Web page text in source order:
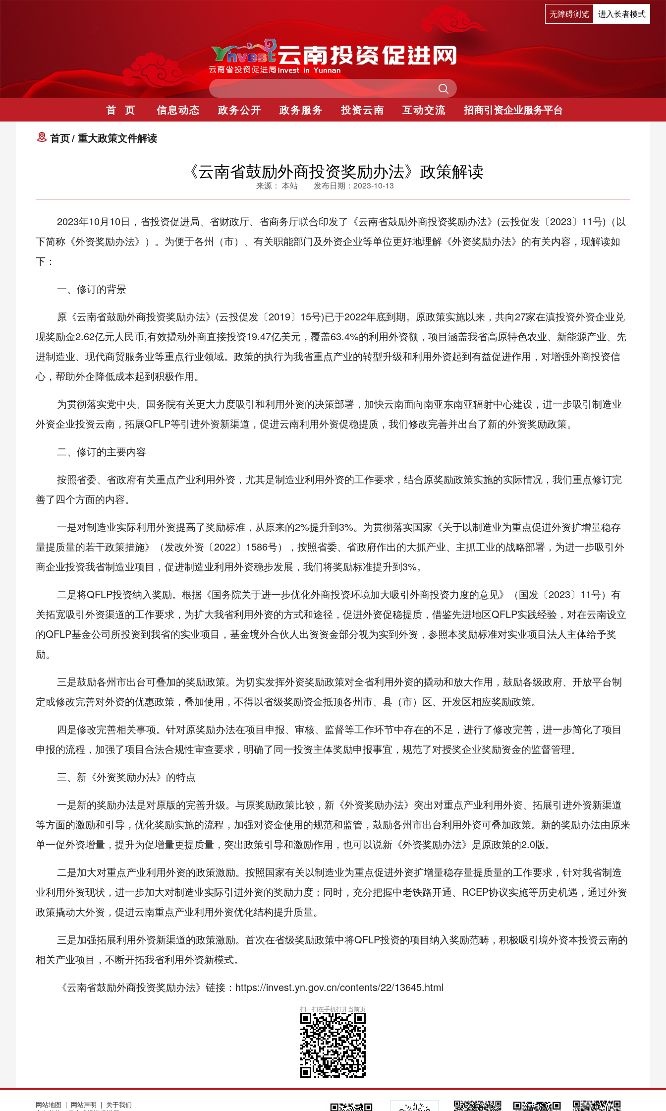
无障碍浏览 进入长者模式
首 页 信息动态 政务公开 政务服务 投资云南 互动交流
招商引资企业服务平台
首页 重大政策文件解读
《云南省鼓励外商投资奖励办法》政策解读
来源： 本站 发布日期： 2023-10-13
2023年10月10日，省投资促进局、省财政厅、省商务厅联合印发了《云南省鼓励外商投资奖励办法》(云投促发〔2023〕11号)（以
下简称《外资奖励办法》）。为便于各州（市）、有关职能部门及外资企业等单位更好地理解《外资奖励办法》的有关内容，现解读如
下：
一、修订的背景
原《云南省鼓励外商投资奖励办法》(云投促发〔2019〕15号)已于2022年底到期。原政策实施以来，共向27家在滇投资外资企业兑
现奖励金2.62亿元人民币,有效撬动外商直接投资19.47亿美元，覆盖63.4%的利用外资额，项目涵盖我省高原特色农业、新能源产业、先
进制造业、现代商贸服务业等重点行业领域。政策的执行为我省重点产业的转型升级和利用外资起到有益促进作用，对增强外商投资信
心，帮助外企降低成本起到积极作用。
为贯彻落实党中央、国务院有关更大力度吸引和利用外资的决策部署，加快云南面向南亚东南亚辐射中心建设，进一步吸引制造业
外资企业投资云南，拓展QFLP等引进外资新渠道，促进云南利用外资促稳提质，我们修改完善并出台了新的外资奖励政策。
二、修订的主要内容
按照省委、省政府有关重点产业利用外资，尤其是制造业利用外资的工作要求，结合原奖励政策实施的实际情况，我们重点修订完
善了四个方面的内容。
一是对制造业实际利用外资提高了奖励标准，从原来的2%提升到3%。为贯彻落实国家《关于以制造业为重点促进外资扩增量稳存
量提质量的若干政策措施》（发改外资〔2022〕1586号），按照省委、省政府作出的大抓产业、主抓工业的战略部署，为进一步吸引外
商企业投资我省制造业项目，促进制造业利用外资稳步发展，我们将奖励标准提升到3%。
二是将QFLP投资纳入奖励。根据《国务院关于进一步优化外商投资环境加大吸引外商投资力度的意见》（国发〔2023〕11号）有
关拓宽吸引外资渠道的工作要求，为扩大我省利用外资的方式和途径，促进外资促稳提质，借鉴先进地区QFLP实践经验，对在云南设立
的QFLP基金公司所投资到我省的实业项目，基金境外合伙人出资资金部分视为实到外资，参照本奖励标准对实业项目法人主体给予奖
励。
三是鼓励各州市出台可叠加的奖励政策。为切实发挥外资奖励政策对全省利用外资的撬动和放大作用，鼓励各级政府、开放平台制
定或修改完善对外资的优惠政策，叠加使用，不得以省级奖励资金抵顶各州市、县（市）区、开发区相应奖励政策。
四是修改完善相关事项。针对原奖励办法在项目申报、审核、监督等工作环节中存在的不足，进行了修改完善，进一步简化了项目
申报的流程，加强了项目合法合规性审查要求，明确了同一投资主体奖励申报事宜，规范了对授奖企业奖励资金的监督管理。
三、新《外资奖励办法》的特点
一是新的奖励办法是对原版的完善升级。与原奖励政策比较，新《外资奖励办法》突出对重点产业利用外资、拓展引进外资新渠道
等方面的激励和引导，优化奖励实施的流程，加强对资金使用的规范和监管，鼓励各州市出台利用外资可叠加政策。新的奖励办法由原来
单一促外资增量，提升为促增量更提质量，突出政策引导和激励作用，也可以说新《外资奖励办法》是原政策的2.0版。
二是加大对重点产业利用外资的政策激励。按照国家有关以制造业为重点促进外资扩增量稳存量提质量的工作要求，针对我省制造
业利用外资现状，进一步加大对制造业实际引进外资的奖励力度；同时，充分把握中老铁路开通、RCEP协议实施等历史机遇，通过外资
政策撬动大外资，促进云南重点产业利用外资优化结构提升质量。
三是加强拓展利用外资新渠道的政策激励。首次在省级奖励政策中将QFLP投资的项目纳入奖励范畴，积极吸引境外资本投资云南的
相关产业项目，不断开拓我省利用外资新模式。
《云南省鼓励外商投资奖励办法》链接： https://invest.yn.gov.cn/contents/22/13645.html
扫一扫在手机打开当前页
网站地图 | 网站声明 | 关于我们